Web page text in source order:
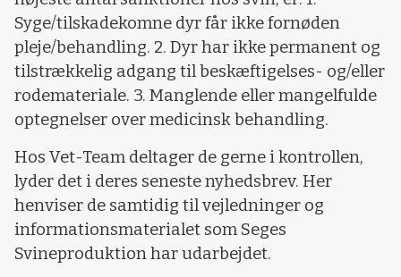
Syge/tilskadekomne dyr får ikke fornøden
pleje/behandling. 2. Dyr har ikke permanent og
tilstrækkelig adgang til beskæftigelses- og/eller
rodemateriale. 3. Manglende eller mangelfulde
optegnelser over medicinsk behandling.
Hos Vet-Team deltager de gerne i kontrollen,
lyder det i deres seneste nyhedsbrev. Her
henviser de samtidig til vejledninger og
informationsmaterialet som Seges
Svineproduktion har udarbejdet.